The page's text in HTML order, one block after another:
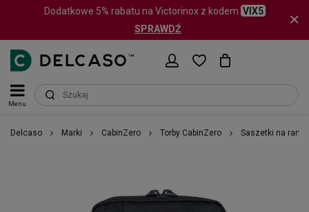
Dodatkowe 5% rabatu na Victorinox z kodem VIX5
SPRAWDŹ
Menu
Delcaso Marki CabinZero Torby CabinZero Saszetki na